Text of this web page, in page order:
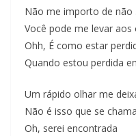
Não me importo de não
Você pode me levar aos
Ohh, É como estar
Quando estou perdida
Um rápido olhar me
Não é isso que se
Oh, serei encontrada